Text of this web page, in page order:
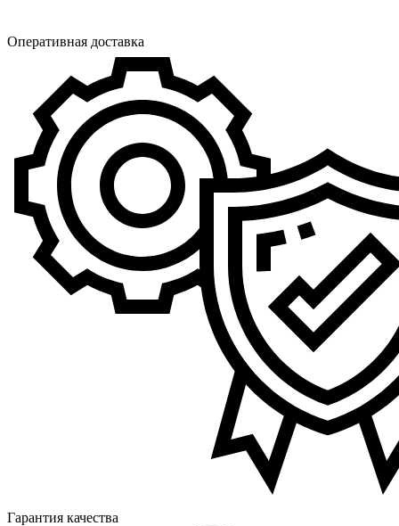
Оперативная доставка
Гарантия качества